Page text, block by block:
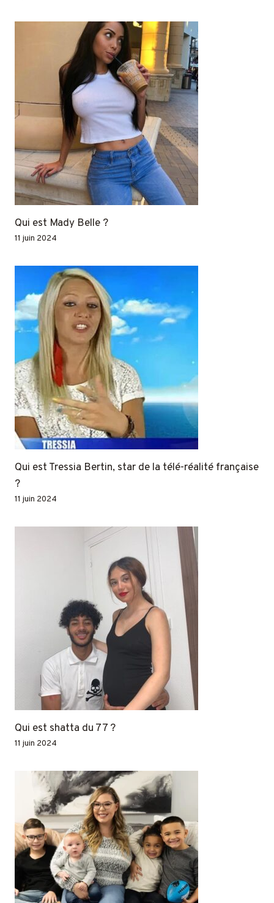
Qui est Mady Belle ?
11 juin 2024
Qui est Tressia Bertin, star de la télé-réalité française
?
11 juin 2024
Qui est shatta du 77 ?
11 juin 2024